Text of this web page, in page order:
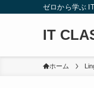
ゼロから学ぶ
IT
ホーム